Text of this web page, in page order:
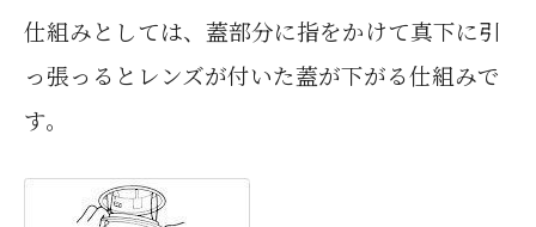
仕組みとしては、蓋部分に指をかけて真下に引
っ張っるとレンズが付いた蓋が下がる仕組みで
す。